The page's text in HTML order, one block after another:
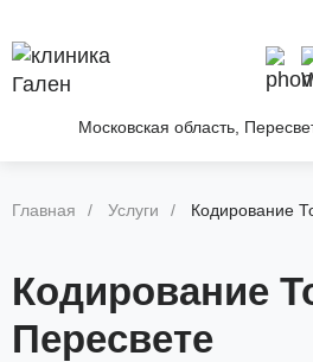
Московская область,
О КЛИНИКЕ
УСЛУГИ
КОНТАКТЫ
Главная Услуги Кодирование
Кодирование
Пересвете